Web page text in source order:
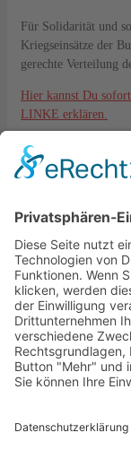
Für Solidarität und
Kriegseinsätze der
gerechte Verteilung
Hier kannst Du
LINKE erklären.
Kontakt
Langgasse 6
35576 Wetzlar
kreisverband@die-
Gesetzliches
Impressum
Datenschutz
Cookie-Einstellungen
DIE LINKE. KV